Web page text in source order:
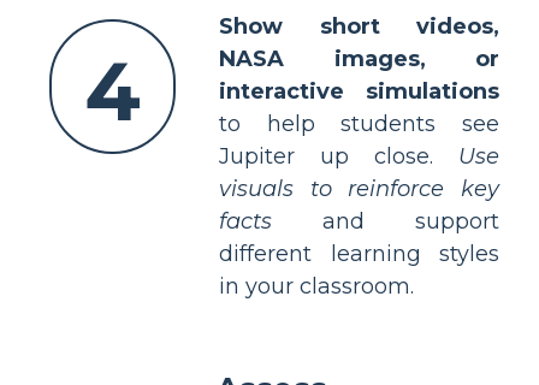
4
Show short videos,
NASA images, or
interactive simulations
to help students see
Jupiter up close. Use
visuals to reinforce key
facts and support
different learning styles
in your classroom.